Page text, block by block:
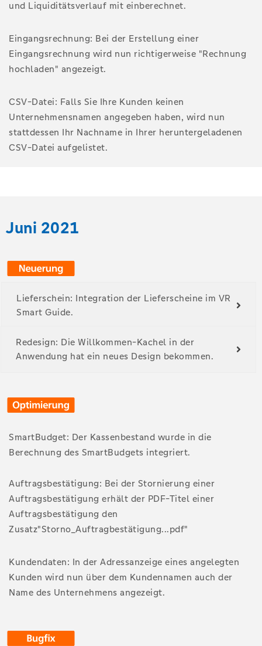
und Liquiditätsverlauf mit einberechnet.
Eingangsrechnung: Bei der Erstellung einer
Eingangsrechnung wird nun richtigerweise "Rechnung
hochladen" angezeigt.
CSV-Datei: Falls Sie Ihre Kunden keinen
Unternehmensnamen angegeben haben, wird nun
stattdessen Ihr Nachname in Ihrer heruntergeladenen
CSV-Datei aufgelistet.
Juni 2021
Lieferschein: Integration der Lieferscheine im VR
Smart Guide.
Redesign: Die Willkommen-Kachel in der
Anwendung hat ein neues Design bekommen.
SmartBudget: Der Kassenbestand wurde in die
Berechnung des SmartBudgets integriert.
Auftragsbestätigung: Bei der Stornierung einer
Auftragsbestätigung erhält der PDF-Titel einer
Auftragsbestätigung den
Zusatz"Storno_Auftragbestätigung...pdf"
Kundendaten: In der Adressanzeige eines angelegten
Kunden wird nun über dem Kundennamen auch der
Name des Unternehmens angezeigt.